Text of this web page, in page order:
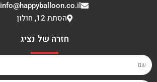
info@happyballoon.co.il
הסתת 12, חולון
חזרה של נציג